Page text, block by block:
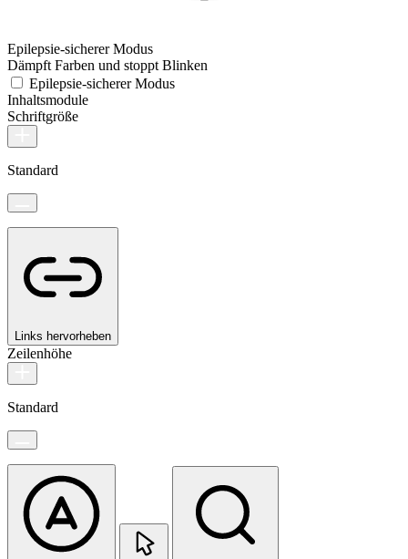
Epilepsie-sicherer Modus
Dämpft Farben und stoppt Blinken
Epilepsie-sicherer Modus
Inhaltsmodule
Schriftgröße
Standard
Links hervorheben
Zeilenhöhe
Standard